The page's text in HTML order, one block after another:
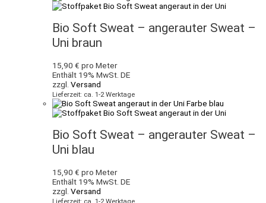
Bio Soft Sweat – angerauter Sweat –
Uni braun
15,90 € pro Meter
Enthält 19% MwSt. DE
zzgl. Versand
Lieferzeit: ca. 1-2 Werktage
Bio Soft Sweat – angerauter Sweat –
Uni blau
15,90 € pro Meter
Enthält 19% MwSt. DE
zzgl. Versand
Lieferzeit: ca. 1-2 Werktage